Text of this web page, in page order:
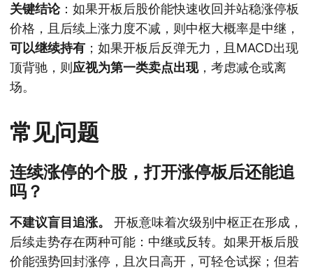
关键结论：如果开板后股价能快速收回并站稳涨停板
价格，且后续上涨力度不减，则中枢大概率是中继，
可以继续持有 ；如果开板后反弹无力，且MACD出现
顶背驰，则应视为第一类卖点出现，考虑减仓或离
场。
常见问题
连续涨停的个股，打开涨停板后还能追
吗？
不建议盲目追涨。
开板意味着次级别中枢正在形成，
后续走势存在两种可能：中继或反转。如果开板后股
价能强势回封涨停，且次日高开，可轻仓试探；但若